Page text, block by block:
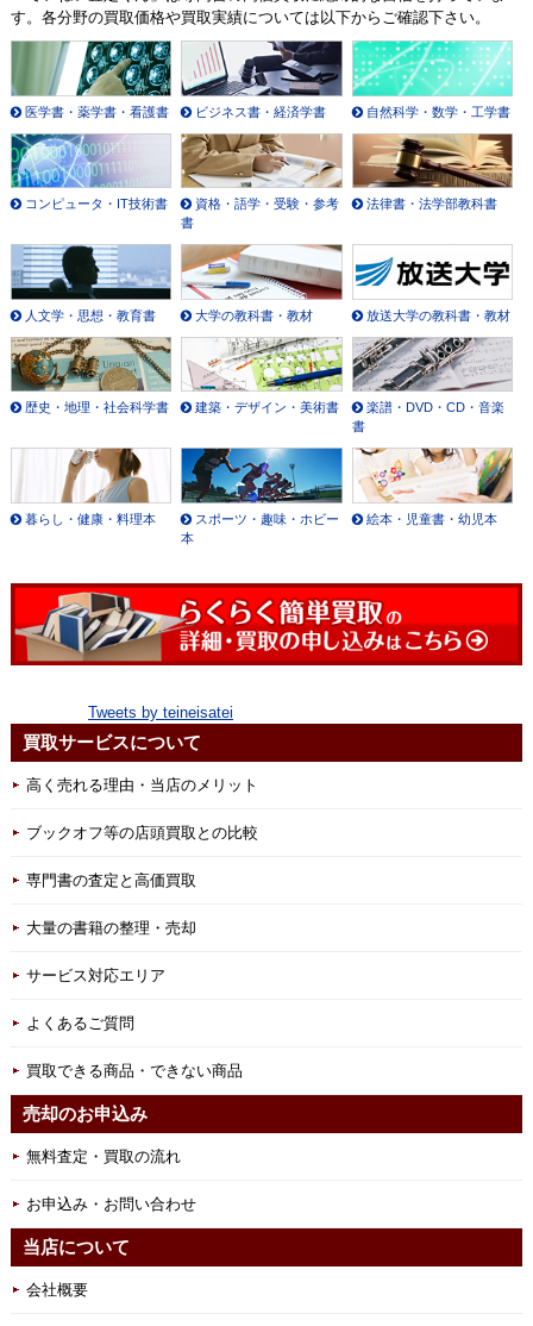
す。各分野の買取価格や買取実績については以下からご確認下さい。
医学書・薬学書・看護書 ビジネス書・経済学書 自然科学・数学・工学書
コンピュータ・IT技術書
資格・語学・受験・参考
書
法律書・法学部教科書
人文学・思想・教育書 大学の教科書・教材 放送大学の教科書・教材
歴史・地理・社会科学書 建築・デザイン・美術書
楽譜・DVD・CD・音楽
書
暮らし・健康・料理本
スポーツ・趣味・ホビー
本
絵本・児童書・幼児本
Tweets by teineisatei
買取サービスについて
高く売れる理由・当店のメリット
ブックオフ等の店頭買取との比較
専門書の査定と高価買取
大量の書籍の整理・売却
サービス対応エリア
よくあるご質問
買取できる商品・できない商品
売却のお申込み
無料査定・買取の流れ
お申込み・お問い合わせ
当店について
会社概要